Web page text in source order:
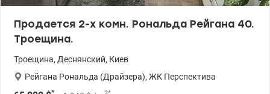
Продается 2-х комн. Рональда Рейгана 40.
Троещина.
Троещина, Деснянский, Киев
Рейгана Рональда (Драйзера), ЖК Перспектива